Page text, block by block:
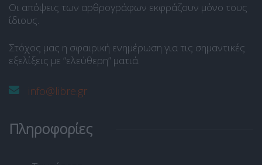
Οι απόψεις των αρθρογράφων εκφράζουν μόνο τους
ίδιους.
Στόχος μας η σφαιρική ενημέρωση για τις σημαντικές
εξελίξεις με “ελεύθερη” ματιά.
info@libre.gr
Πληροφορίες